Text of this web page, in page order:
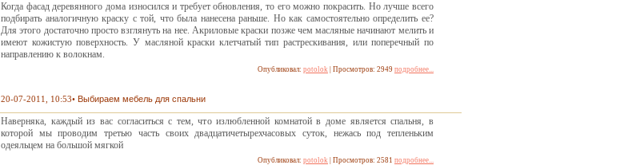
Когда фасад деревянного дома износился и требует обновления, то его можно покрасить. Но лучше всего
подбирать аналогичную краску с той, что была нанесена раньше. Но как самостоятельно определить ее?
Для этого достаточно просто взглянуть на нее. Акриловые краски позже чем масляные начинают мелить и
имеют кожистую поверхность. У масляной краски клетчатый тип растрескивания, или поперечный по
направлению к волокнам.
Опубликовал: potolok | Просмотров: 2949 подробнее...
20-07-2011, 10:53• Выбираем мебель для спальни
Наверняка, каждый из вас согласиться с тем, что излюбленной комнатой в доме является спальня, в
которой мы проводим третью часть своих двадцатичетырехчасовых суток, нежась под тепленьким
одеяльцем на большой мягкой
Опубликовал: potolok | Просмотров: 2581 подробнее...